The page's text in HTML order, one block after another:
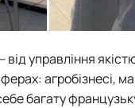
управління
агробізнесі,
багату